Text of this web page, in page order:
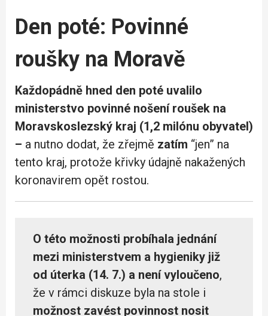
Den poté: Povinné
roušky na Moravě
Každopádně hned den poté uvalilo
ministerstvo povinné nošení roušek na
Moravskoslezský kraj (1,2 milónu obyvatel)
– a nutno dodat, že zřejmě zatím “jen” na
tento kraj, protože křivky údajně nakažených
koronavirem opět rostou.
O této možnosti probíhala jednání
mezi ministerstvem a hygieniky již
od úterka (14. 7.) a není vyloučeno,
že v rámci diskuze byla na stole i
možnost zavést povinnost nosit